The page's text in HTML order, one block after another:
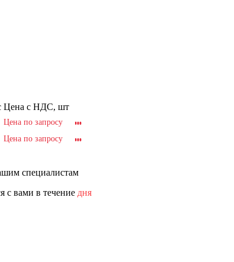
Цена с НДС, шт
Цена по запросу
Цена по запросу
специалистам
c вaми в тeчeниe дня